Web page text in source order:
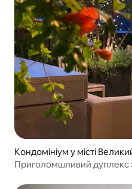
Кондомініум у місті
Приголомшливий дуплекс